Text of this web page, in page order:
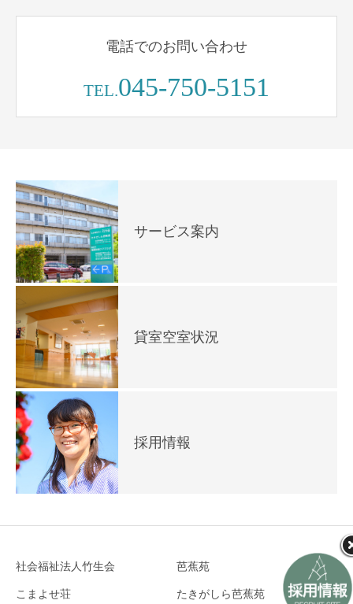
電話でのお問い合わせ
TEL.045-750-5151
サービス案内
貸室空室状況
採用情報
社会福祉法人竹生会 芭蕉苑
こまよせ荘 たきがしら芭蕉苑